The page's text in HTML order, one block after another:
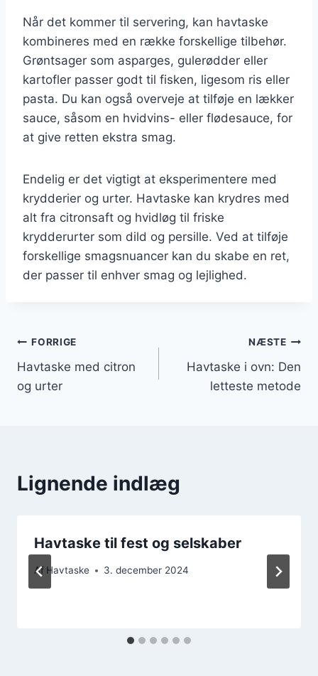
Når det kommer til servering, kan havtaske
kombineres med en række forskellige tilbehør.
Grøntsager som asparges, gulerødder eller
kartofler passer godt til fisken, ligesom ris eller
pasta. Du kan også overveje at tilføje en lækker
sauce, såsom en hvidvins- eller flødesauce, for
at give retten ekstra smag.
Endelig er det vigtigt at eksperimentere med
krydderier og urter. Havtaske kan krydres med
alt fra citronsaft og hvidløg til friske
krydderurter som dild og persille. Ved at tilføje
forskellige smagsnuancer kan du skabe en ret,
der passer til enhver smag og lejlighed.
Indlægsnavigation
FORRIGE
Havtaske med citron
og urter
NÆSTE
Havtaske i ovn: Den
letteste metode
Lignende indlæg
Havtaske til fest og selskaber
Af Havtaske 3. december 2024